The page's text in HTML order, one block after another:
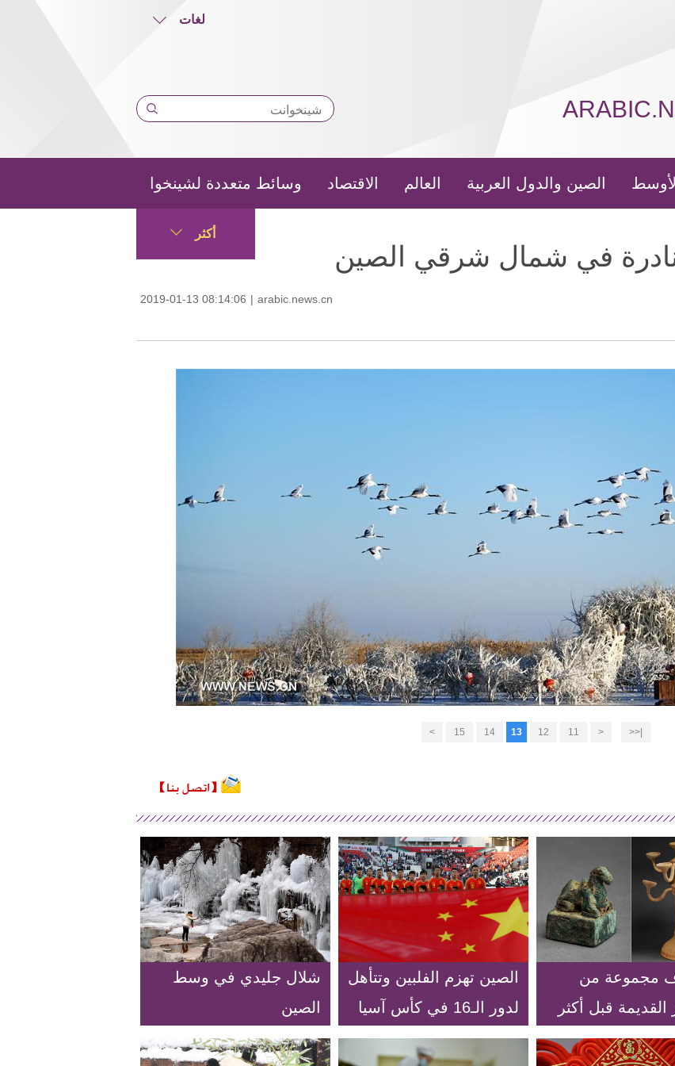
لغات
الصين والدول العربية العالم الاقتصاد وسائط متعددة لشينخوا
أكثر
في شمال شرقي الصين
2019-01-13 08:14:06 | arabic.news.cn
|<<
<
11
12
13
14
15
>
مجموعة من
القديمة قبل أكثر
من 1500 سنة في
الصين تهزم الفلبين وتتأهل
لدور الـ16 في كأس آسيا
لكرة القدم
شلال جليدي في وسط
الصين